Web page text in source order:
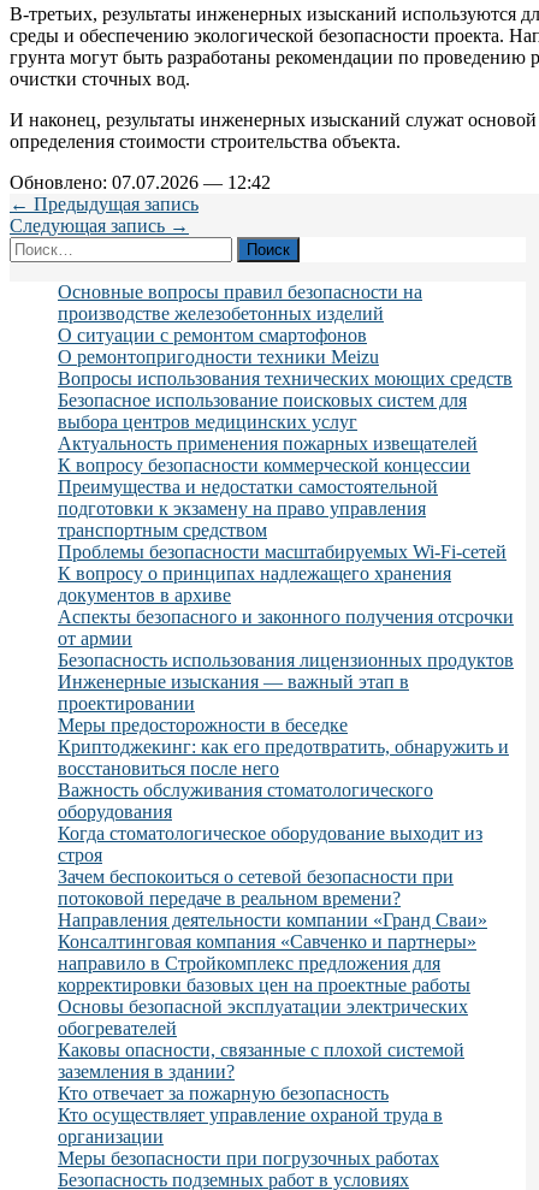
В-третьих, результаты инженерных изысканий используются
среды и обеспечению экологической безопасности проекта.
грунта могут быть разработаны рекомендации по
очистки сточных вод.
И наконец, результаты инженерных изысканий служат
определения стоимости строительства объекта.
Обновлено: 07.07.2026 — 12:42
← Предыдущая запись
Следующая запись →
Найти:
Основные вопросы правил безопасности на
производстве железобетонных изделий
О ситуации с ремонтом смартофонов
О ремонтопригодности техники Meizu
Вопросы использования технических моющих средств
Безопасное использование поисковых систем для
выбора центров медицинских услуг
Актуальность применения пожарных извещателей
К вопросу безопасности коммерческой концессии
Преимущества и недостатки самостоятельной
подготовки к экзамену на право управления
транспортным средством
Проблемы безопасности масштабируемых Wi-Fi-сетей
К вопросу о принципах надлежащего хранения
документов в архиве
Аспекты безопасного и законного получения отсрочки
от армии
Безопасность использования лицензионных продуктов
Инженерные изыскания — важный этап в
проектировании
Меры предосторожности в беседке
Криптоджекинг: как его предотвратить, обнаружить и
восстановиться после него
Важность обслуживания стоматологического
оборудования
Когда стоматологическое оборудование выходит из
строя
Зачем беспокоиться о сетевой безопасности при
потоковой передаче в реальном времени?
Направления деятельности компании «Гранд Сваи»
Консалтинговая компания «Савченко и партнеры»
направило в Стройкомплекс предложения для
корректировки базовых цен на проектные работы
Основы безопасной эксплуатации электрических
обогревателей
Каковы опасности, связанные с плохой системой
заземления в здании?
Кто отвечает за пожарную безопасность
Кто осуществляет управление охраной труда в
организации
Меры безопасности при погрузочных работах
Безопасность подземных работ в условиях